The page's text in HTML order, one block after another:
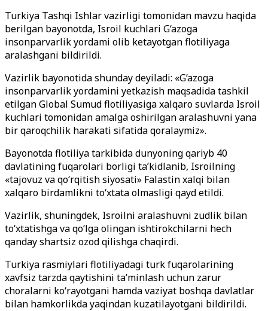
Turkiya Tashqi Ishlar vazirligi tomonidan mavzu haqida
berilgan bayonotda, Isroil kuchlari G‘azoga
insonparvarlik yordami olib ketayotgan flotiliyaga
aralashgani bildirildi.
Vazirlik bayonotida shunday deyiladi: «G‘azoga
insonparvarlik yordamini yetkazish maqsadida tashkil
etilgan Global Sumud flotiliyasiga xalqaro suvlarda Isroil
kuchlari tomonidan amalga oshirilgan aralashuvni yana
bir qaroqchilik harakati sifatida qoralaymiz».
Bayonotda flotiliya tarkibida dunyoning qariyb 40
davlatining fuqarolari borligi ta’kidlanib, Isroilning
«tajovuz va qo‘rqitish siyosati» Falastin xalqi bilan
xalqaro birdamlikni to‘xtata olmasligi qayd etildi.
Vazirlik, shuningdek, Isroilni aralashuvni zudlik bilan
to‘xtatishga va qo‘lga olingan ishtirokchilarni hech
qanday shartsiz ozod qilishga chaqirdi.
Turkiya rasmiylari flotiliyadagi turk fuqarolarining
xavfsiz tarzda qaytishini ta’minlash uchun zarur
choralarni ko‘rayotgani hamda vaziyat boshqa davlatlar
bilan hamkorlikda yaqindan kuzatilayotgani bildirildi.